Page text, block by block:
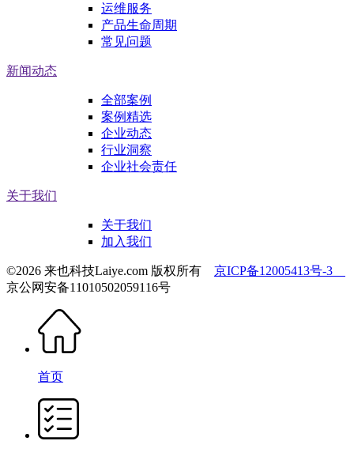
运维服务
产品生命周期
常见问题
新闻动态
全部案例
案例精选
企业动态
行业洞察
企业社会责任
关于我们
关于我们
加入我们
©2026 来也科技Laiye.com 版权所有 京ICP备12005413号-3
京公网安备11010502059116号
首页